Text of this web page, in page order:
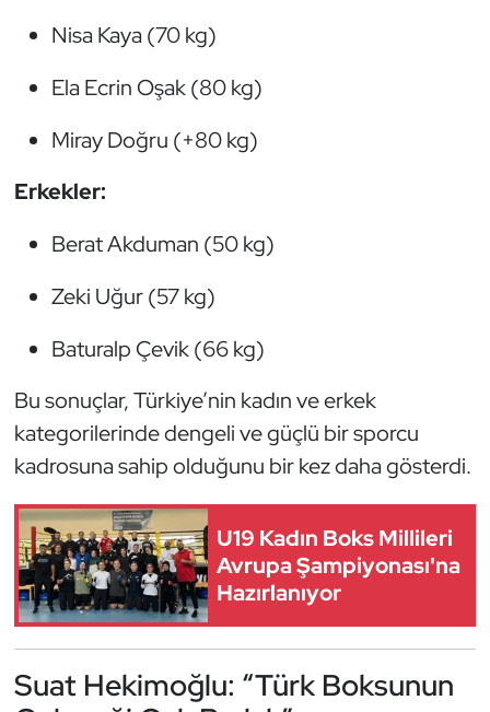
Nisa Kaya (70 kg)
Ela Ecrin Oşak (80 kg)
Miray Doğru (+80 kg)
Erkekler:
Berat Akduman (50 kg)
Zeki Uğur (57 kg)
Baturalp Çevik (66 kg)
Bu sonuçlar, Türkiye’nin kadın ve erkek
kategorilerinde dengeli ve güçlü bir sporcu
kadrosuna sahip olduğunu bir kez daha gösterdi.
U19 Kadın Boks Millileri
Avrupa Şampiyonası'na
Hazırlanıyor
Suat Hekimoğlu: “Türk Boksunun
Su Topu
Sualtı Sporları
Tekvando
Wushu Kungfu
Yüzme